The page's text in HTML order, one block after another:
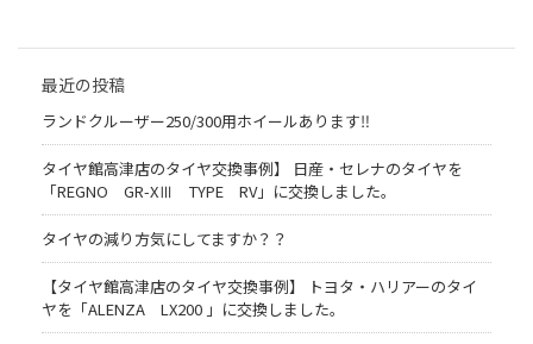
最近の投稿
ランドクルーザー250/300用ホイールあります‼
タイヤ館高津店のタイヤ交換事例】 日産・セレナのタイヤを
「REGNO GR-XⅢ TYPE RV」に交換しました。
タイヤの減り方気にしてますか？？
【タイヤ館高津店のタイヤ交換事例】 トヨタ・ハリアーのタイ
ヤを「ALENZA LX200 」に交換しました。